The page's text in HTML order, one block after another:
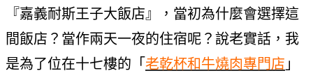
『嘉義耐斯王子大飯店』，當初為什麼會選擇這
間飯店？當作兩天一夜的住宿呢？說老實話，我
是為了位在十七樓的「 老乾杯和牛燒肉專門店 」